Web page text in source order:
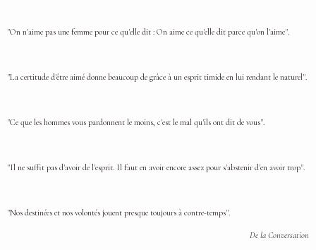
"On n'aime pas une femme pour ce qu'elle dit : On aime ce qu'elle dit parce qu'on l'aime".
"La certitude d'être aimé donne beaucoup de grâce à un esprit timide en lui rendant le naturel".
"Ce que les hommes vous pardonnent le moins, c'est le mal qu'ils ont dit de vous".
"Il ne suffit pas d'avoir de l'esprit. Il faut en avoir encore assez pour s'abstenir d'en avoir trop".
"Nos destinées et nos volontés jouent presque toujours à contre-temps".
De la Conversation